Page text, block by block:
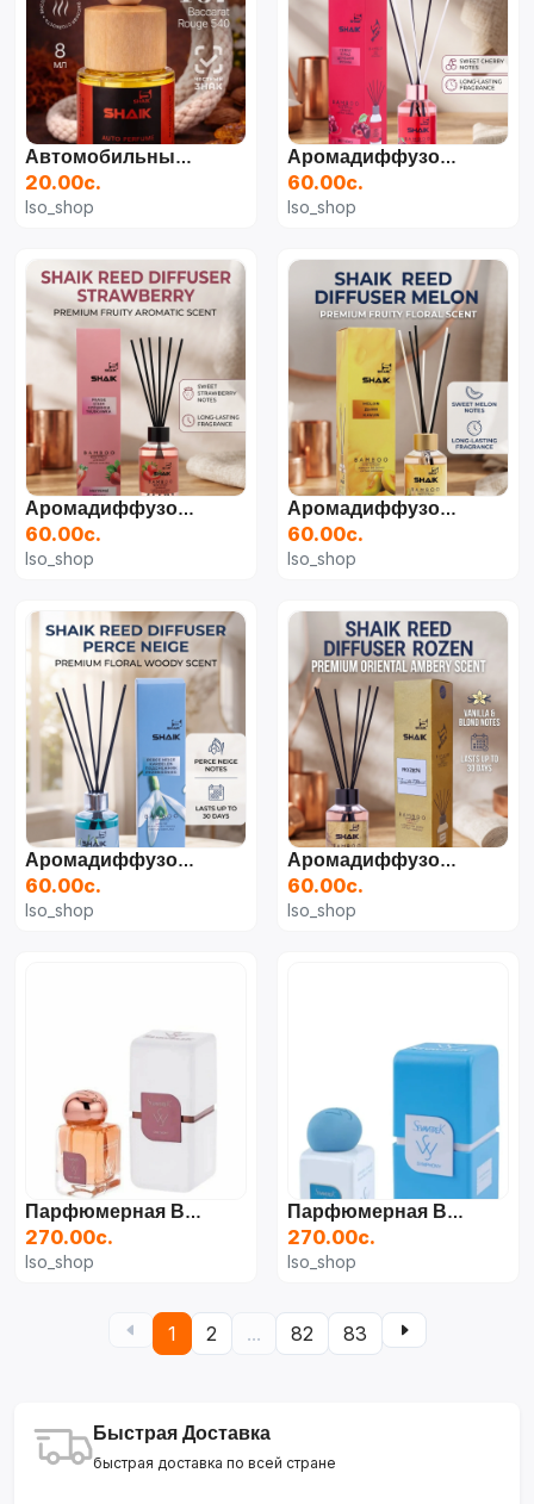
Автомобильный Ароматизатор Shaik №167 (8 Мл)
20.00с.
Iso_shop
Аромадиффузор Shaik BAMBOO CERISE B-1050 (Церешня, 115 Мл)
60.00с.
Iso_shop
Аромадиффузор Shaik (клубника, 115 Мл)
60.00с.
Iso_shop
Аромадиффузор Shaik Bamboo (115 Мл)
60.00с.
Iso_shop
Аромадиффузор Shaik B-1008 «Подснежник» (115 Мл)
60.00с.
Iso_shop
Аромадиффузор Shaik Bamboo Ref №527 Vanilla Blend (115 Мл)
60.00с.
Iso_shop
Парфюмерная Вода SEVAVEREK 5026 One Night (50 Мл) — Женский Аромат
270.00с.
Iso_shop
Парфюмерная Вода SEVAVEREK 5525 (50 Мл) — Унисекс
270.00с.
Iso_shop
1 2 ... 82 83
Быстрая Доставка
быстрая доставка по всей стране